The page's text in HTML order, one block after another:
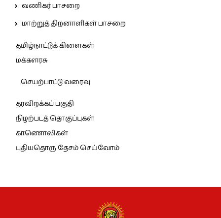
வணிகர் பாசறை
மாற்றுத் திறனாளிகள் பாசறை
தமிழ்நாட்டுக் கிளைகள்
மக்களரசு
செயற்பாட்டு வரைவு
தரவிறக்கப் பகுதி
நிழற்படத் தொகுப்புகள்
காணொலிகள்
புதியதொரு தேசம் செய்வோம்